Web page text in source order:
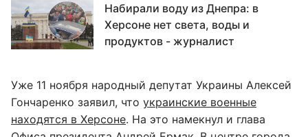
Набирали воду из Днепра: в
Херсоне нет света, воды и
продуктов - журналист
Уже 11 ноября народный депутат Украины Алексей
Гончаренко заявил, что украинские военные
находятся в Херсоне. На это намекнул и глава